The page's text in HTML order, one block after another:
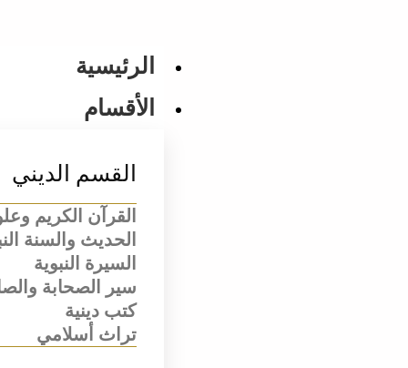
الرئيسية
الأقسام
القسم الديني
القرآن الكريم
الحديث والسنة
السيرة النبوية
سير الصحابة
كتب دينية
تراث أسلامي